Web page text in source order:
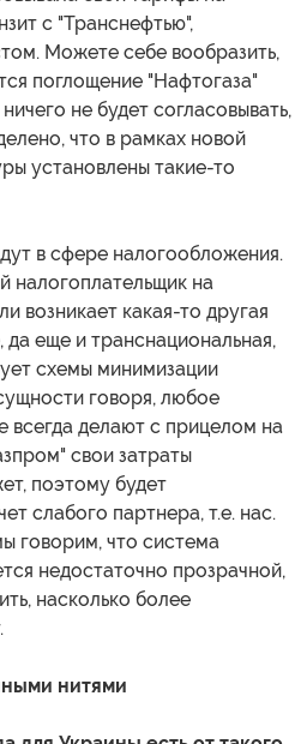
с "Транснефтью",
Можете себе вообразить,
поглощение "Нафтогаза"
не будет согласовывать,
что в рамках новой
установлены такие-то
в сфере налогообложения.
налогоплательщик на
возникает какая-то другая
да еще и транснациональная,
схемы минимизации
говоря, любое
всегда делают с прицелом на
свои затраты
поэтому будет
слабого партнера, т.е. нас.
говорим, что система
недостаточно прозрачной,
насколько более
нитями